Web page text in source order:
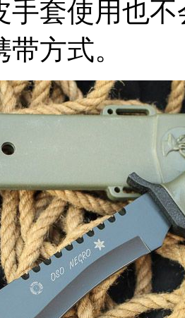
手套使用也
带方式。